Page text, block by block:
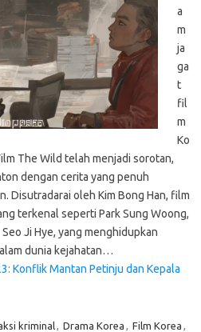
a
m
ja
ga
t
fil
m
Ko
The Wild telah menjadi sorotan,
dengan cerita yang penuh
Disutradarai oleh Kim Bong Han, film
terkenal seperti Park Sung Woong,
Ji Hye, yang menghidupkan
dunia kejahatan…
Konflik Mantan Petinju dan Kepala
kriminal, Drama Korea , Film Korea ,